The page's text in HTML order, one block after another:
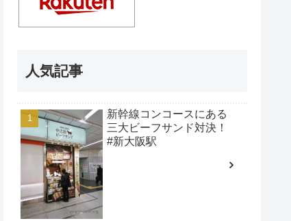
人気記事
新幹線コンコースにある
三大ビーフサンド対決！
#新大阪駅